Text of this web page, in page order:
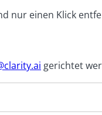
nur einen Klick
gerichtet